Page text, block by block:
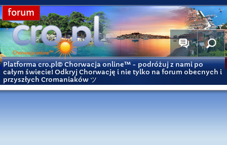
forum
Platforma cro.pl© Chorwacja online™ - podróżuj z nami po
całym świecie! Odkryj Chorwację i nie tylko na forum obecnych i
przyszłych Cromaniaków ツ